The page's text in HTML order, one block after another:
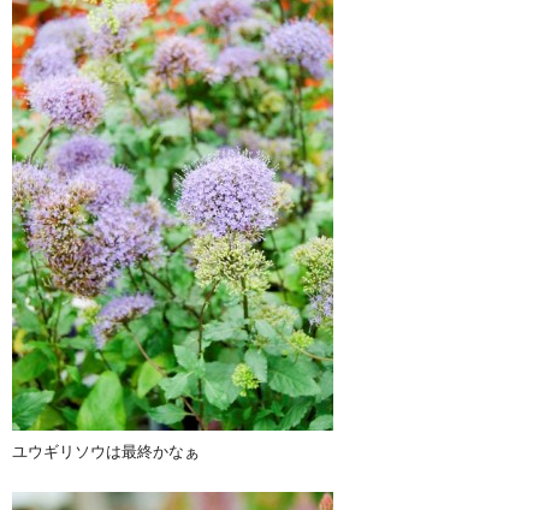
ユウギリソウは最終かなぁ